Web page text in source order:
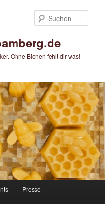
Ohne Bienen fehlt dir was!
Presse